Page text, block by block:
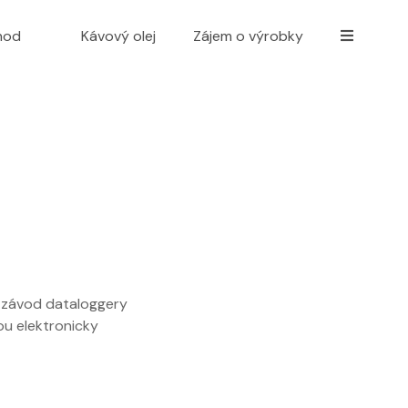
Kávový olej Zájem o výrobky
dataloggery
elektronicky